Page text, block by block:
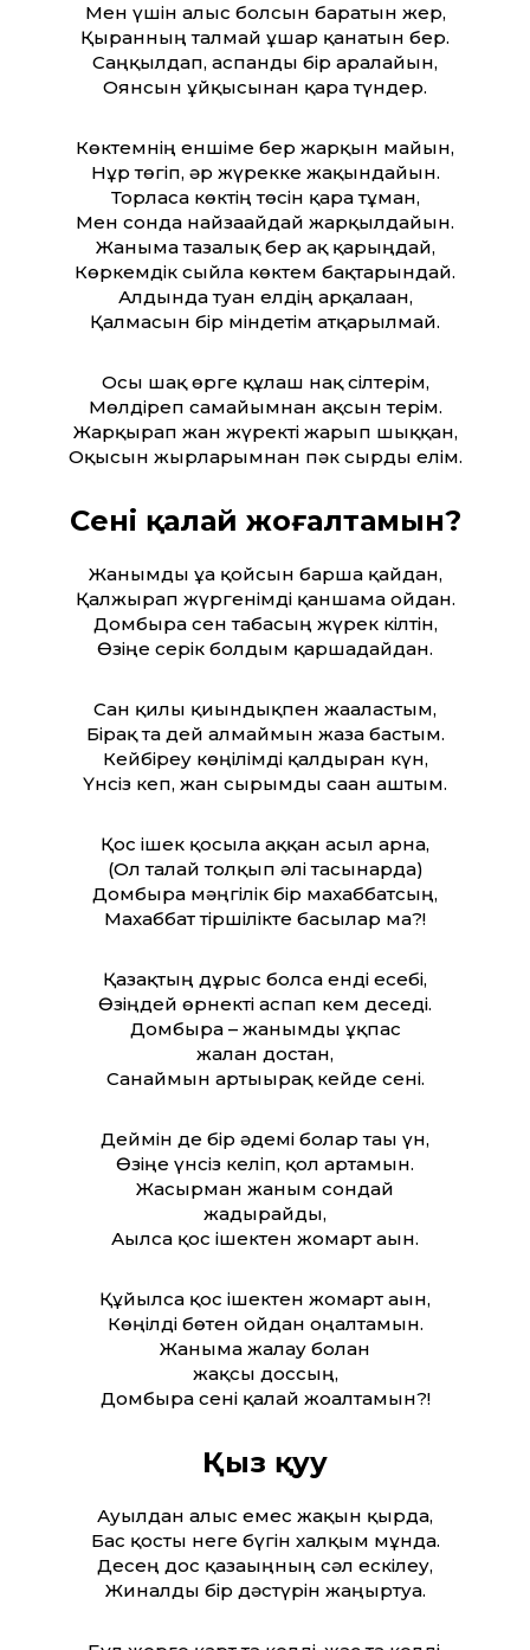
Мен үшін алыс болсын баратын жер,
Қыранның талмай ұшар қанатын бер.
Саңқылдап, аспанды бір аралайын,
Оянсын ұйқысынан қара түндер.
Көктемнің еншіме бер жарқын майын,
Нұр төгіп, әр жүрекке жақындайын.
Торласа көктің төсін қара тұман,
Мен сонда найзағайдай жарқылдайын.
Жаныма тазалық бер ақ қарыңдай,
Көркемдік сыйла көктем бақтарындай.
Алдында туған елдің арқалаған,
Қалмасын бір міндетім атқарылмай.
Осы шақ өрге құлаш нақ сілтерім,
Мөлдіреп самайымнан ақсын терім.
Жарқырап жан жүректі жарып шыққан,
Оқысын жырларымнан пәк сырды елім.
Сені қалай жоғалтамын?
Жанымды ұға қойсын барша қайдан,
Қалжырап жүргенімді қаншама ойдан.
Домбыра сен табасың жүрек кілтін,
Өзіңе серік болдым қаршадайдан.
Сан қилы қиындықпен жағаластым,
Бірақ та дей алмаймын жаза бастым.
Кейбіреу көңілімді қалдырған күн,
Үнсіз кеп, жан сырымды саған аштым.
Қос ішек қосыла аққан асыл арна,
(Ол талай толқып әлі тасынарда)
Домбыра мәңгілік бір махаббатсың,
Махаббат тіршілікте басылар ма?!
Қазақтың дұрыс болса енді есебі,
Өзіңдей өрнекті аспап кем деседі.
Домбыра – жанымды ұқпас
жалған достан,
Санаймын артығырақ кейде сені.
Деймін де бір әдемі болар тағы үн,
Өзіңе үнсіз келіп, қол артамын.
Жасырман жаным сондай
жадырайды,
Ағылса қос ішектен жомарт ағын.
Құйылса қос ішектен жомарт ағын,
Көңілді бөтен ойдан оңалтамын.
Жаныма жалау болған
жақсы доссың,
Домбыра сені қалай жоғалтамын?!
Қыз қуу
Ауылдан алыс емес жақын қырда,
Бас қосты неге бүгін халқым мұнда.
Десең дос қазағыңның сәл ескілеу,
Жиналды бір дәстүрін жаңғыртуға.